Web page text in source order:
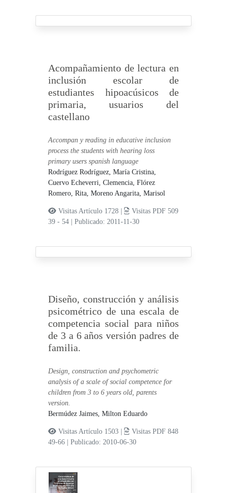
Acompañamiento de lectura en
inclusión escolar de
estudiantes hipoacúsicos de
primaria, usuarios del
castellano
Accompan y reading in educative inclusion
process the students with hearing loss
primary users spanish language
Rodríguez Rodríguez, María Cristina,
Cuervo Echeverri, Clemencia,Flórez
Romero, Rita,Moreno Angarita, Marisol
Visitas Artículo 1728 |
Visitas PDF 509
39 - 54
|Publicado: 2011-11-30
Diseño, construcción y análisis
psicométrico de una escala de
competencia social para niños
de 3 a 6 años versión padres de
familia.
Design, construction and psychometric
analysis of a scale of social competence for
children from 3 to 6 years old, parents
version.
Bermúdez Jaimes, Milton Eduardo
Visitas Artículo 1503 |
Visitas PDF 848
49-66
|Publicado: 2010-06-30